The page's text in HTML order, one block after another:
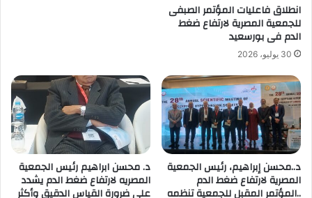
انطلاق فاعليات المؤتمر الصبفى
للجمعية المصرية لارتفاع ضغط
الدم فى بورسعيد
30 يوليو، 2026
د..محسن إبراهيم، رئيس الجمعية
المصرية لارتفاع ضغط الدم
..المؤتمر المقبل للجمعية تنظمه
د. محسن ابراهيم رئيس الجمعية
المصريه لارتفاع ضغط الدم يشدد
على ضرورة القياس الدقيق وأكثر